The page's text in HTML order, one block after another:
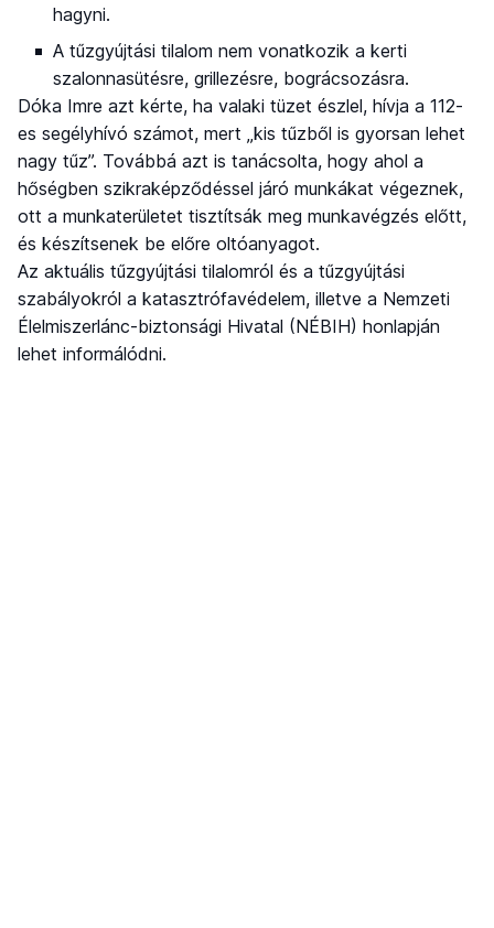
hagyni.
A tűzgyújtási tilalom nem vonatkozik a kerti
szalonnasütésre, grillezésre, bográcsozásra.
Dóka Imre azt kérte, ha valaki tüzet észlel, hívja a 112-
es segélyhívó számot, mert „kis tűzből is gyorsan lehet
nagy tűz”. Továbbá azt is tanácsolta, hogy ahol a
hőségben szikraképződéssel járó munkákat végeznek,
ott a munkaterületet tisztítsák meg munkavégzés előtt,
és készítsenek be előre oltóanyagot.
Az aktuális tűzgyújtási tilalomról és a tűzgyújtási
szabályokról a katasztrófavédelem, illetve a Nemzeti
Élelmiszerlánc-biztonsági Hivatal (NÉBIH) honlapján
lehet informálódni.